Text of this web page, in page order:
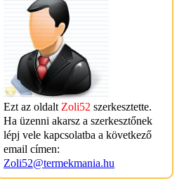
Ezt az oldalt Zoli52 szerkesztette.
Ha üzenni akarsz a szerkesztőnek
lépj vele kapcsolatba a következő
email címen:
Zoli52@termekmania.hu